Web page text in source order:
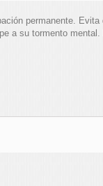
permanente.
a su tormento